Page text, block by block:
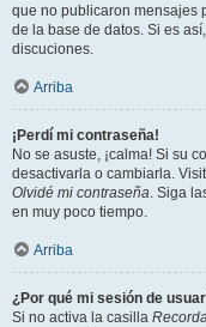
que no publicaron mensajes
de la base de datos. Si es
discuciones.
Arriba
¡Perdí mi contraseña!
No se asuste, ¡calma! Si su
desactivarla o cambiarla.
Olvidé mi contraseña. Siga
en muy poco tiempo.
Arriba
¿Por qué mi sesión de
Si no activa la casilla